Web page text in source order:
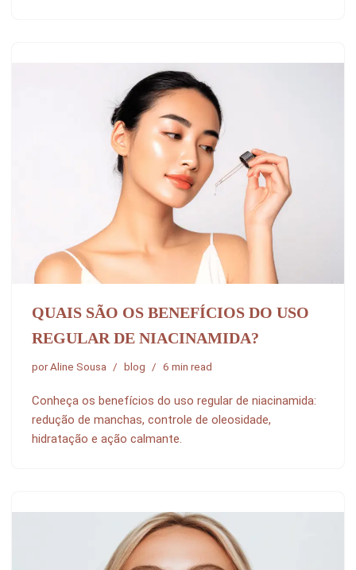
QUAIS SÃO OS BENEFÍCIOS DO USO
REGULAR DE NIACINAMIDA?
porAline Sousa blog 6 min read
Conheça os benefícios do uso regular de niacinamida:
redução de manchas, controle de oleosidade,
hidratação e ação calmante.